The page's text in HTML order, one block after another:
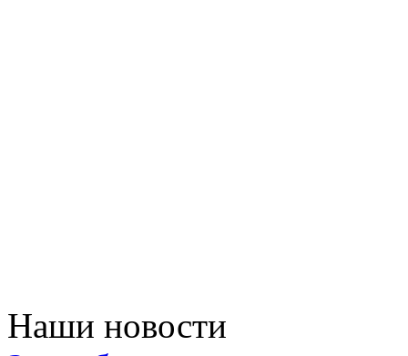
Наши новости